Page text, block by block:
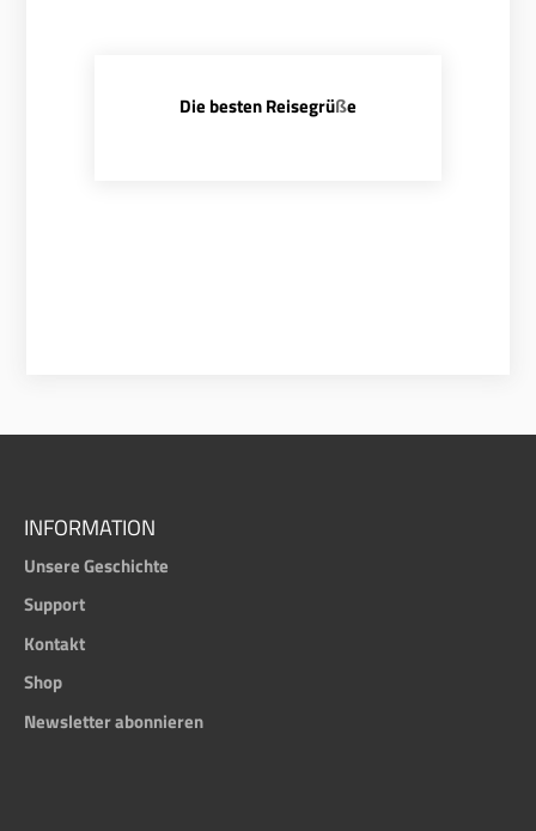
Die besten Reisegrüße
INFORMATION
Unsere Geschichte
Support
Kontakt
Shop
Newsletter abonnieren